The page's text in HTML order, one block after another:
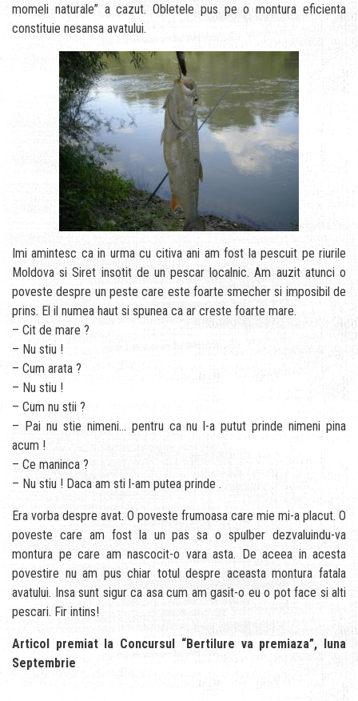
momeli naturale” a cazut. Obletele pus pe o montura eficienta
constituie nesansa avatului.
Imi amintesc ca in urma cu citiva ani am fost la pescuit pe riurile
Moldova si Siret insotit de un pescar localnic. Am auzit atunci o
poveste despre un peste care este foarte smecher si imposibil de
prins. El il numea haut si spunea ca ar creste foarte mare.
– Cit de mare ?
– Nu stiu !
– Cum arata ?
– Nu stiu !
– Cum nu stii ?
– Pai nu stie nimeni… pentru ca nu l-a putut prinde nimeni pina
acum !
– Ce maninca ?
– Nu stiu ! Daca am sti l-am putea prinde .
Era vorba despre avat. O poveste frumoasa care mie mi-a placut. O
poveste care am fost la un pas sa o spulber dezvaluindu-va
montura pe care am nascocit-o vara asta. De aceea in acesta
povestire nu am pus chiar totul despre aceasta montura fatala
avatului. Insa sunt sigur ca asa cum am gasit-o eu o pot face si alti
pescari. Fir intins!
Articol premiat la Concursul “Bertilure va premiaza”, luna
Septembrie